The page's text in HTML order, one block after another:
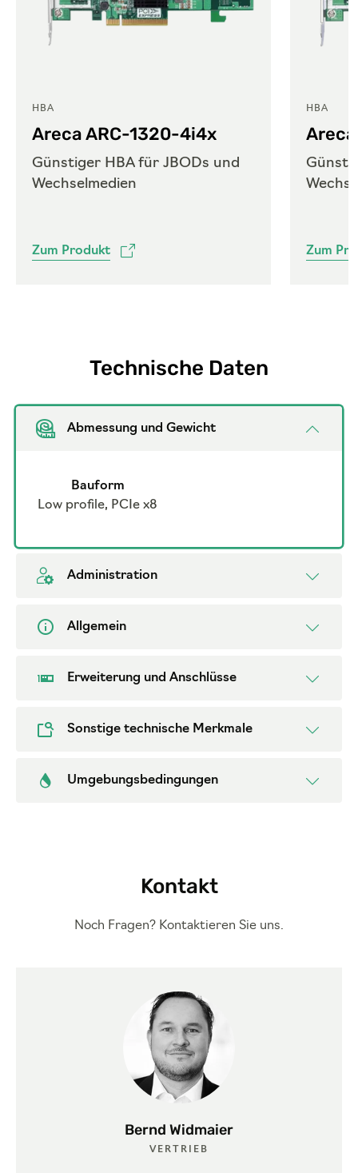
HBA
Areca ARC-1320-4i4x
Günstiger HBA für JBODs und
Wechselmedien
Zum Produkt
HBA
Zum
Technische Daten
Abmessung und Gewicht
Bauform
Low profile, PCIe x8
Administration
Allgemein
Erweiterung und Anschlüsse
Sonstige technische Merkmale
Umgebungsbedingungen
Kontakt
Noch Fragen? Kontaktieren Sie uns.
Bernd Widmaier
VERTRIEB